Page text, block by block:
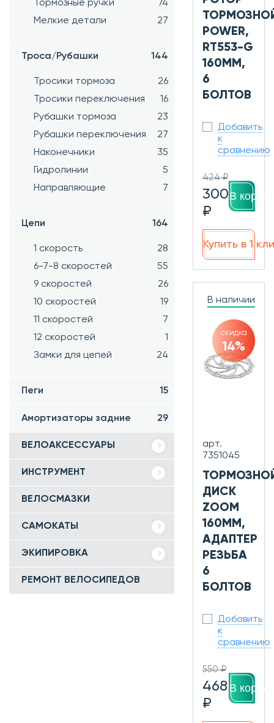
Тормозные ручки
74
Мелкие детали
27
Троса/Рубашки 144
Тросики тормоза
26
Тросики переключения
16
Рубашки тормоза
23
Рубашки переключения
27
Наконечники
35
Гидролинии
5
Направляющие
7
Цепи 164
1 скорость
28
6-7-8 скоростей
55
9 скоростей
26
10 скоростей
19
11 скоростей
7
12 скоростей
1
Замки для цепей
24
Пеги 15
Амортизаторы задние 29
ВЕЛОАКСЕССУАРЫ
ИНСТРУМЕНТ
ВЕЛОСМАЗКИ
САМОКАТЫ
ЭКИПИРОВКА
РЕМОНТ ВЕЛОСИПЕДОВ
POWER,
RT553-G
160ММ,
6
БОЛТОВ
Добавить
к
сравнению
424 ₽
300
₽
В
Купить в 1
В наличии
скидка
14%
арт.
7351045
ДИСК
ZOOM
160ММ,
АДАПТЕР
РЕЗЬБА
6
БОЛТОВ
Добавить
к
сравнению
550 ₽
468
₽
В